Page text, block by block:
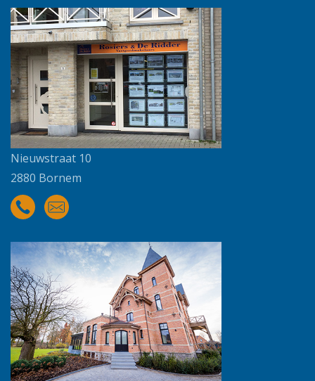
Nieuwstraat 10
2880 Bornem